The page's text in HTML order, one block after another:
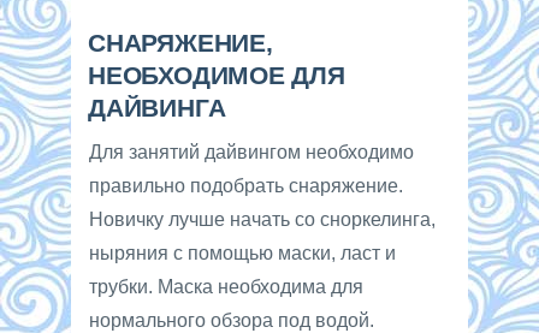
СНАРЯЖЕНИЕ,
НЕОБХОДИМОЕ ДЛЯ
ДАЙВИНГА
Для занятий дайвингом необходимо
правильно подобрать снаряжение.
Новичку лучше начать со сноркелинга,
ныряния с помощью маски, ласт и
трубки. Маска необходима для
нормального обзора под водой.